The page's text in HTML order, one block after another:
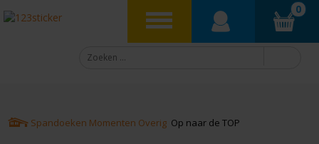
0
Spandoeken Momenten Overig Op naar de TOP